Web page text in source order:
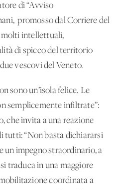
di “Avviso
promosso dal Corriere del
molti intellettuali,
di spicco del territorio
vescovi del Veneto.
sono un’isola felice. Le
semplicemente infiltrate”:
che invita a una reazione
tutti: “Non basta dichiararsi
un impegno straordinario, a
traduca in una maggiore
coordinata a